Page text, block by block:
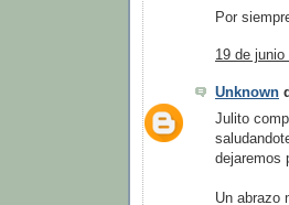
Por
19 de
Unknown
Julito
dejaremos
Un abrazo